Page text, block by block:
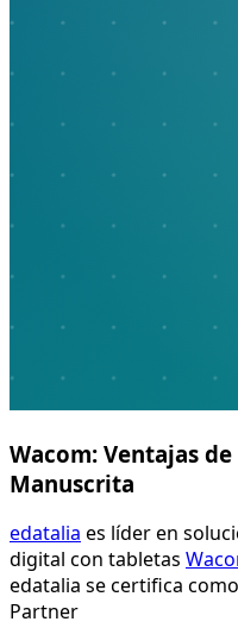
Wacom: Ventajas
Manuscrita
edatalia es líder en
digital con tabletas
edatalia se certifica
Partner